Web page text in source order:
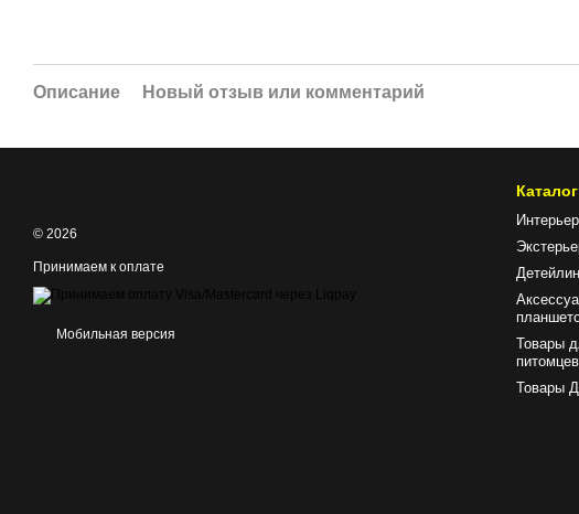
Описание Новый отзыв или комментарий
© 2026
Принимаем к оплате
Мобильная версия
Каталог
Интерьер
Товары
питомцев
Товары